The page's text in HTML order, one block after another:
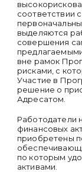
соответствии
выделяются
совершения
вне рамок
рисками, с
Участие в
решение о
Адресатом.
Работодатели
финансовых
приобретены
по которым
активами.